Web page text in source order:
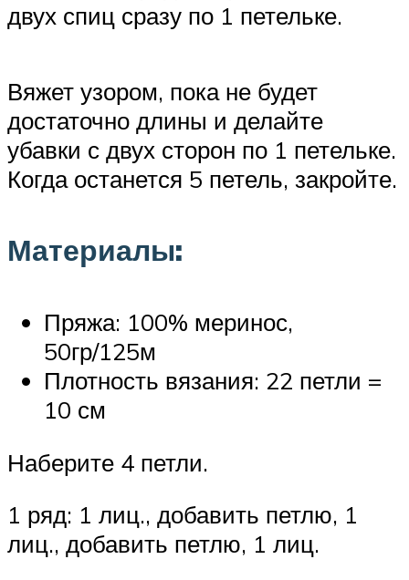
двух спиц сразу по 1 петельке.
Вяжет узором, пока не будет
достаточно длины и делайте
убавки с двух сторон по 1 петельке.
Когда останется 5 петель, закройте.
Материалы:
Пряжа: 100% меринос,
50гр/125м
Плотность вязания: 22 петли =
10 см
Наберите 4 петли.
1 ряд: 1 лиц., добавить петлю, 1
лиц., добавить петлю, 1 лиц.